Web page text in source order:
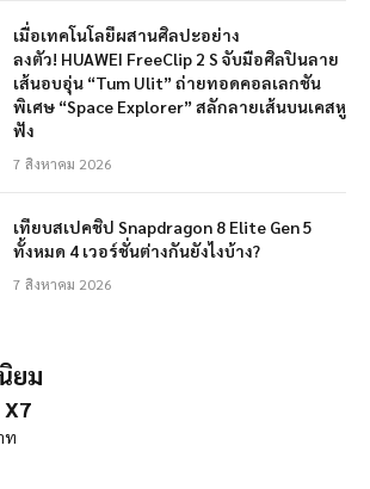
เมื่อเทคโนโลยีผสานศิลปะอย่าง
ลงตัว! HUAWEI FreeClip 2 S จับมือศิลปินลาย
เส้นอบอุ่น “Tum Ulit” ถ่ายทอดคอลเลกชัน
พิเศษ “Space Explorer” สลักลายเส้นบนเคสหู
ฟัง
7 สิงหาคม 2026
เทียบสเปคชิป Snapdragon 8 Elite Gen 5
ทั้งหมด 4 เวอร์ชั่นต่างกันยังไงบ้าง?
7 สิงหาคม 2026
ยม
ท